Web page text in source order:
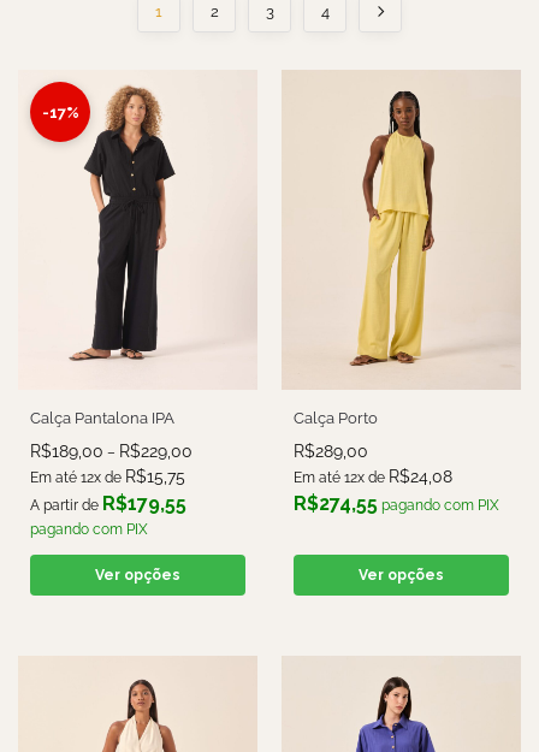
1 2 3 4
-17%
Calça Pantalona IPA
R$189,00 – R$229,00
Em até 12x de R$15,75
A partir de R$179,55
pagando com PIX
Ver opções
Calça Porto
R$289,00
Em até 12x de R$24,08
R$274,55 pagando com PIX
Ver opções